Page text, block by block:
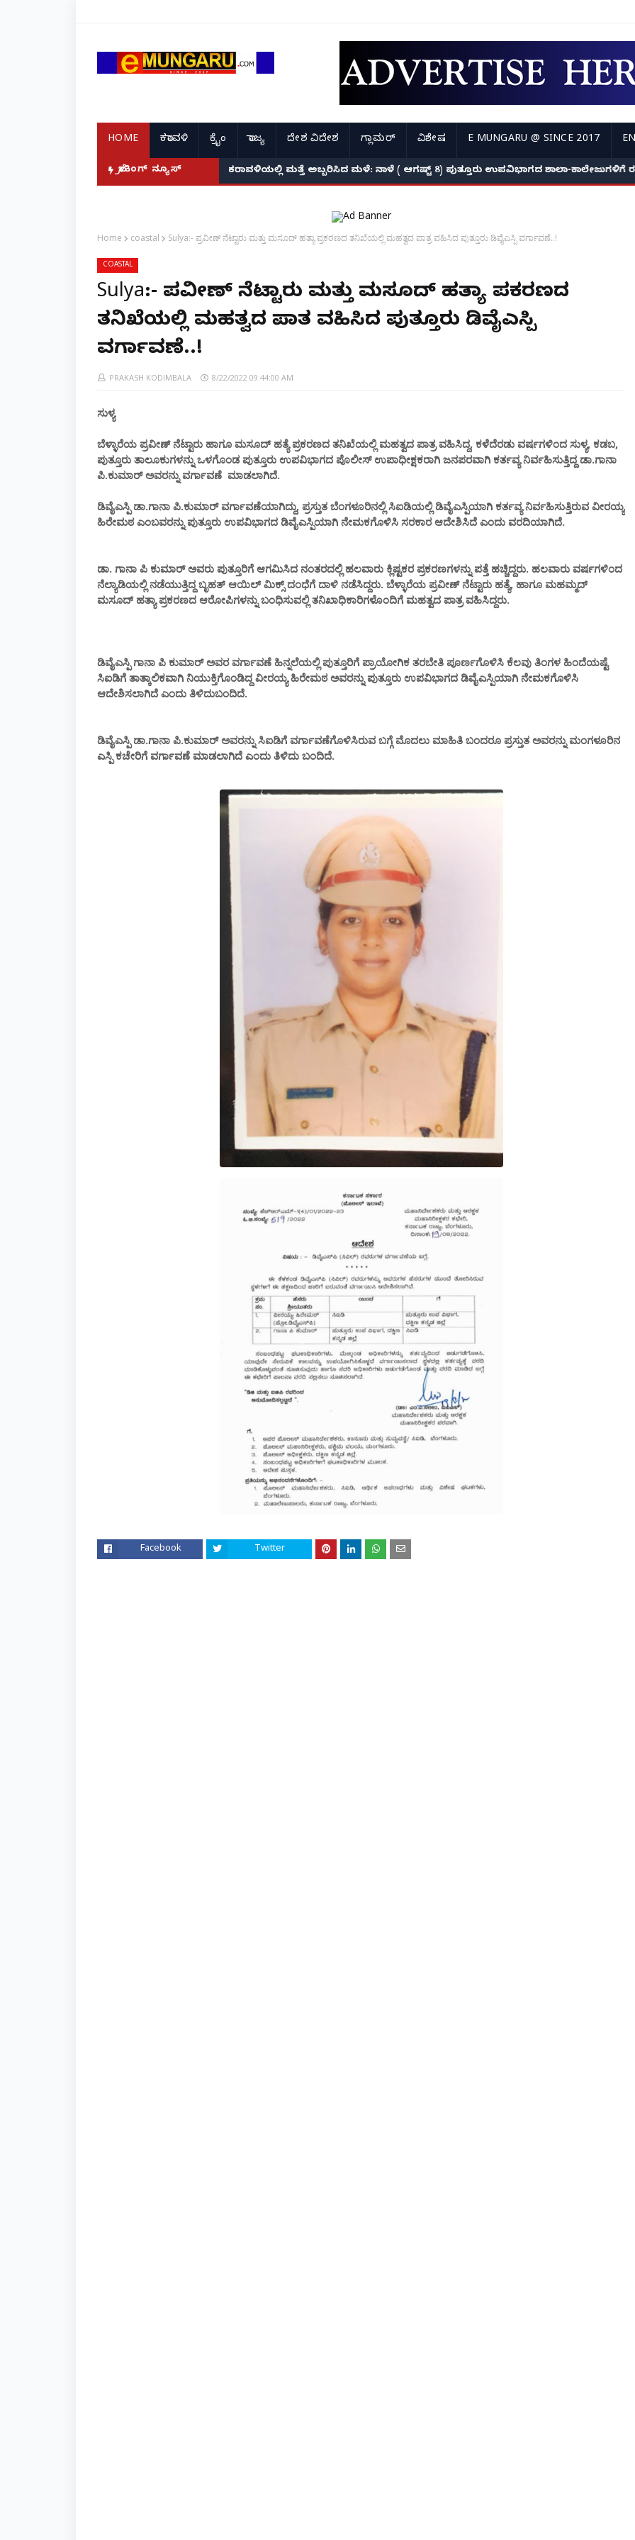
HOME ಕರಾವಳಿ ಕ್ರೈಂ ರಾಜ್ಯ ದೇಶ ವಿದೇಶ ಗ್ಲಾಮರ್ ವಿಶೇಷ E MUNGARU @ SINCE 2017
ಬ್ರೇಕಿಂಗ್ ನ್ಯೂಸ್ ಕರಾವಳಿಯಲ್ಲಿ ಮತ್ತೆ ಅಬ್ಬರಿಸಿದ ಮಳೆ: ನಾಳೆ ( ಆಗಷ್ಟ್ 8) ಪುತ್ತೂರು ಉಪವಿಭಾಗದ ಶಾಲಾ-
Home coastal Sulya:- ಪ್ರವೀಣ್ ನೆಟ್ಟಾರು ಮತ್ತು ಮಸೂದ್ ಹತ್ಯಾ ಪ್ರಕರಣದ ತನಿಖೆಯಲ್ಲಿ ಮಹತ್ವದ ಪಾತ್ರ ವಹಿಸಿದ ಪುತ್ತೂರು ಡಿವೈಎಸ್ಪಿ ವರ್ಗಾವಣೆ..!
COASTAL
Sulya:- ಪ್ರವೀಣ್ ನೆಟ್ಟಾರು ಮತ್ತು ಮಸೂದ್ ಹತ್ಯಾ ಪ್ರಕರಣದ
ತನಿಖೆಯಲ್ಲಿ ಮಹತ್ವದ ಪಾತ್ರ ವಹಿಸಿದ ಪುತ್ತೂರು ಡಿವೈಎಸ್ಪಿ
ವರ್ಗಾವಣೆ..!
PRAKASH KODIMBALA 8/22/2022 09:44:00 AM
ಸುಳ್ಯ
ಬೆಳ್ಳಾರೆಯ ಪ್ರವೀಣ್ ನೆಟ್ಟಾರು ಹಾಗೂ ಮಸೂದ್ ಹತ್ಯೆ ಪ್ರಕರಣದ ತನಿಖೆಯಲ್ಲಿ ಮಹತ್ವದ ಪಾತ್ರ ವಹಿಸಿದ್ದ, ಕಳೆದೆರಡು ವರ್ಷಗಳಿಂದ ಸುಳ್ಯ, ಕಡಬ,
ಪುತ್ತೂರು ತಾಲೂಕುಗಳನ್ನು ಒಳಗೊಂಡ ಪುತ್ತೂರು ಉಪವಿಭಾಗದ ಪೊಲೀಸ್ ಉಪಾಧೀಕ್ಷಕರಾಗಿ ಜನಪರವಾಗಿ ಕರ್ತವ್ಯ ನಿರ್ವಹಿಸುತ್ತಿದ್ದ ಡಾ.ಗಾನಾ
ಪಿ.ಕುಮಾರ್ ಅವರನ್ನು ವರ್ಗಾವಣೆ ಮಾಡಲಾಗಿದೆ.
ಡಿವೈಎಸ್ಪಿ ಡಾ.ಗಾನಾ ಪಿ.ಕುಮಾರ್ ವರ್ಗಾವಣೆಯಾಗಿದ್ದು, ಪ್ರಸ್ತುತ ಬೆಂಗಳೂರಿನಲ್ಲಿ ಸಿಐಡಿಯಲ್ಲಿ ಡಿವೈಎಸ್ಪಿಯಾಗಿ ಕರ್ತವ್ಯ ನಿರ್ವಹಿಸುತ್ತಿರುವ ವೀರಯ್ಯ
ಹಿರೇಮಠ ಎಂಬವರನ್ನು ಪುತ್ತೂರು ಉಪವಿಭಾಗದ ಡಿವೈಎಸ್ಪಿಯಾಗಿ ನೇಮಕಗೊಳಿಸಿ ಸರಕಾರ ಆದೇಶಿಸಿದೆ ಎಂದು ವರದಿಯಾಗಿದೆ.
ಡಾ. ಗಾನಾ ಪಿ ಕುಮಾರ್ ಅವರು ಪುತ್ತೂರಿಗೆ ಆಗಮಿಸಿದ ನಂತರದಲ್ಲಿ ಹಲವಾರು ಕ್ಲಿಷ್ಟಕರ ಪ್ರಕರಣಗಳನ್ನು ಪತ್ತೆ ಹಚ್ಚಿದ್ದರು. ಹಲವಾರು ವರ್ಷಗಳಿಂದ
ನೆಲ್ಯಾಡಿಯಲ್ಲಿ ನಡೆಯುತ್ತಿದ್ದ ಬೃಹತ್ ಆಯಿಲ್ ಮಿಕ್ಸ್ ದಂಧೆಗೆ ದಾಳಿ ನಡೆಸಿದ್ದರು. ಬೆಳ್ಳಾರೆಯ ಪ್ರವೀಣ್ ನೆಟ್ಟಾರು ಹತ್ಯೆ, ಹಾಗೂ ಮಹಮ್ಮದ್
ಮಸೂದ್ ಹತ್ಯಾ ಪ್ರಕರಣದ ಆರೋಪಿಗಳನ್ನು ಬಂಧಿಸುವಲ್ಲಿ ತನಿಖಾಧಿಕಾರಿಗಳೊಂದಿಗೆ ಮಹತ್ವದ ಪಾತ್ರ ವಹಿಸಿದ್ದರು.
ಡಿವೈಎಸ್ಪಿ ಗಾನಾ ಪಿ ಕುಮಾರ್ ಅವರ ವರ್ಗಾವಣೆ ಹಿನ್ನಲೆಯಲ್ಲಿ ಪುತ್ತೂರಿಗೆ ಪ್ರಾಯೋಗಿಕ ತರಬೇತಿ ಪೂರ್ಣಗೊಳಿಸಿ ಕೆಲವು ತಿಂಗಳ ಹಿಂದೆಯಷ್ಟೆ
ಸಿಐಡಿಗೆ ತಾತ್ಕಾಲಿಕವಾಗಿ ನಿಯುಕ್ತಿಗೊಂಡಿದ್ದ ವೀರಯ್ಯ ಹಿರೇಮಠ ಅವರನ್ನು ಪುತ್ತೂರು ಉಪವಿಭಾಗದ ಡಿವೈಎಸ್ಪಿಯಾಗಿ ನೇಮಕಗೊಳಿಸಿ
ಆದೇಶಿಸಲಾಗಿದೆ ಎಂದು ತಿಳಿದುಬಂದಿದೆ.
ಡಿವೈಎಸ್ಪಿ ಡಾ.ಗಾನಾ ಪಿ.ಕುಮಾರ್ ಅವರನ್ನು ಸಿಐಡಿಗೆ ವರ್ಗಾವಣೆಗೊಳಿಸಿರುವ ಬಗ್ಗೆ ಮೊದಲು ಮಾಹಿತಿ ಬಂದರೂ ಪ್ರಸ್ತುತ ಅವರನ್ನು ಮಂಗಳೂರಿನ
ಎಸ್ಪಿ ಕಚೇರಿಗೆ ವರ್ಗಾವಣೆ ಮಾಡಲಾಗಿದೆ ಎಂದು ತಿಳಿದು ಬಂದಿದೆ.
Facebook Twitter